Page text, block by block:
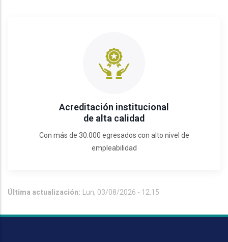
Acreditación institucional
de alta calidad
Con más de 30.000 egresados con alto nivel de
empleabilidad
Última actualización: Lun, 03/08/2026 - 12:15